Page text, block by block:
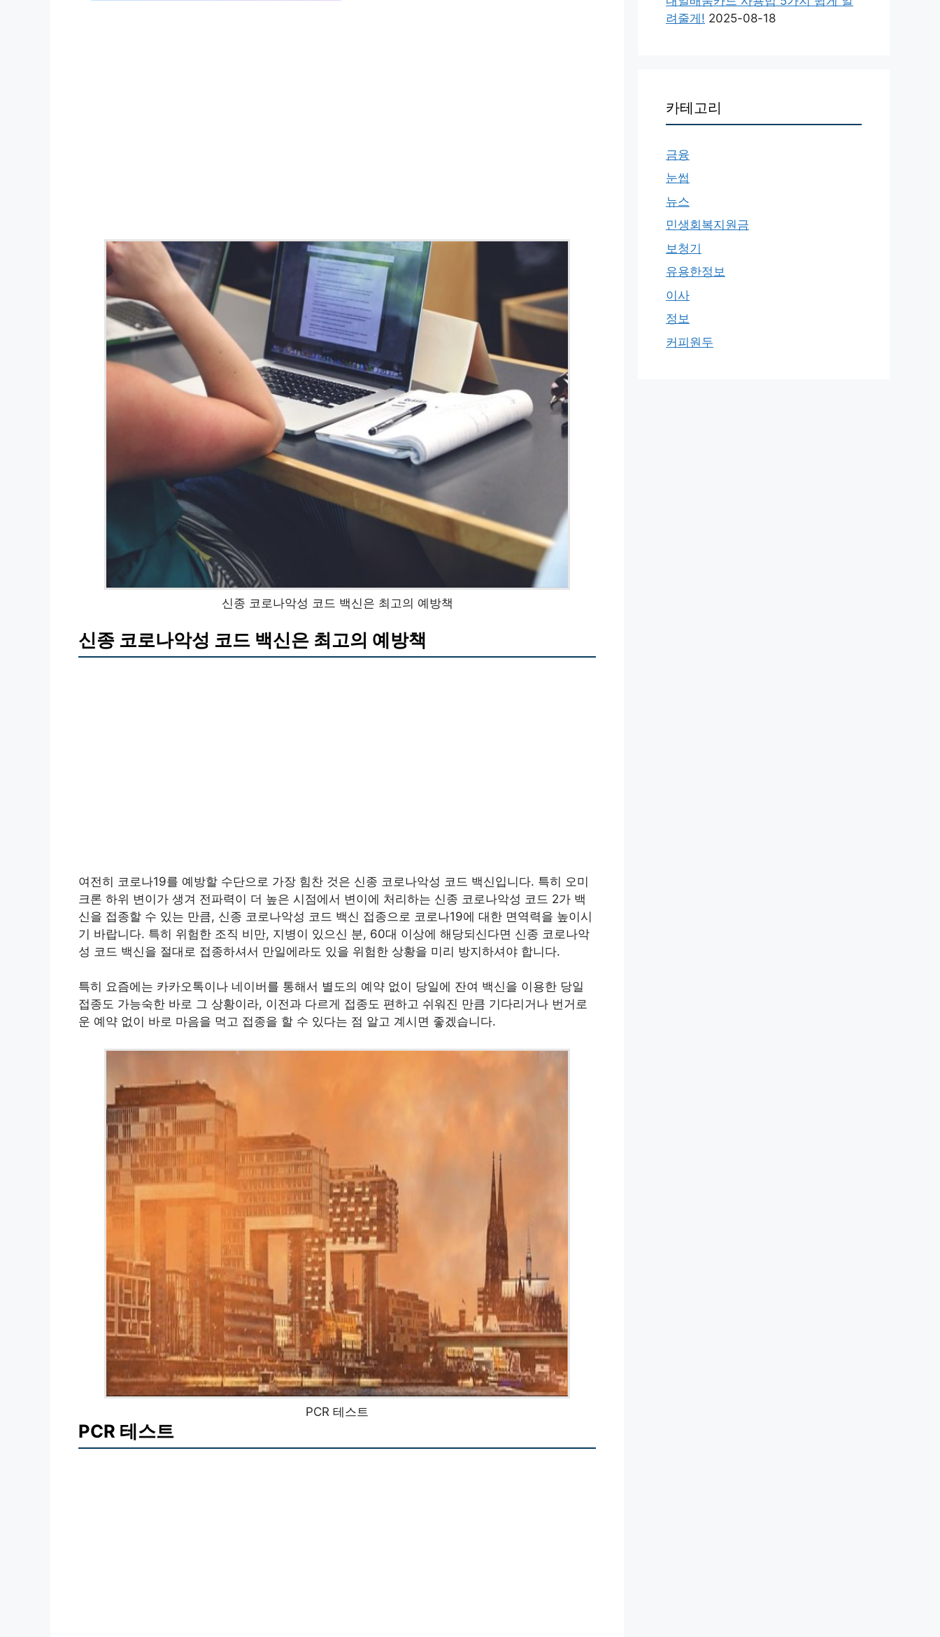
신종 코로나악성 코드 백신은 최고의 예방책
신종 코로나악성 코드 백신은 최고의 예방책
여전히 코로나19를 예방할 수단으로 가장 힘찬 것은 신종 코로나악성 코드 백신입니다. 특히 오미
크론 하위 변이가 생겨 전파력이 더 높은 시점에서 변이에 처리하는 신종 코로나악성 코드 2가 백
신을 접종할 수 있는 만큼, 신종 코로나악성 코드 백신 접종으로 코로나19에 대한 면역력을 높이시
기 바랍니다. 특히 위험한 조직 비만, 지병이 있으신 분, 60대 이상에 해당되신다면 신종 코로나악
성 코드 백신을 절대로 접종하셔서 만일에라도 있을 위험한 상황을 미리 방지하셔야 합니다.
특히 요즘에는 카카오톡이나 네이버를 통해서 별도의 예약 없이 당일에 잔여 백신을 이용한 당일
접종도 가능숙한 바로 그 상황이라, 이전과 다르게 접종도 편하고 쉬워진 만큼 기다리거나 번거로
운 예약 없이 바로 마음을 먹고 접종을 할 수 있다는 점 알고 계시면 좋겠습니다.
PCR 테스트
PCR 테스트
려줄게! 2025-08-18
카테고리
금융
눈썹
뉴스
민생회복지원금
보청기
유용한정보
이사
정보
커피원두